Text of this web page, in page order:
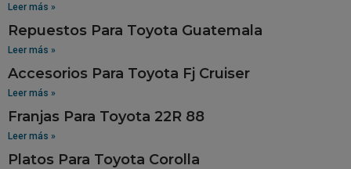
Leer más »
Repuestos Para Toyota Guatemala
Leer más »
Accesorios Para Toyota Fj Cruiser
Leer más »
Franjas Para Toyota 22R 88
Leer más »
Platos Para Toyota Corolla